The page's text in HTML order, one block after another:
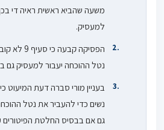
משעה שהביא ראשית ראיה די
למעסיק.
הפסיקה
נטל ההוכחה יעבור למעסיק גם
בעניין מורי סברה דעת המיעוט
נשים כדי להעביר את נטל
גם אם בבסיס החלטת הפיטורים